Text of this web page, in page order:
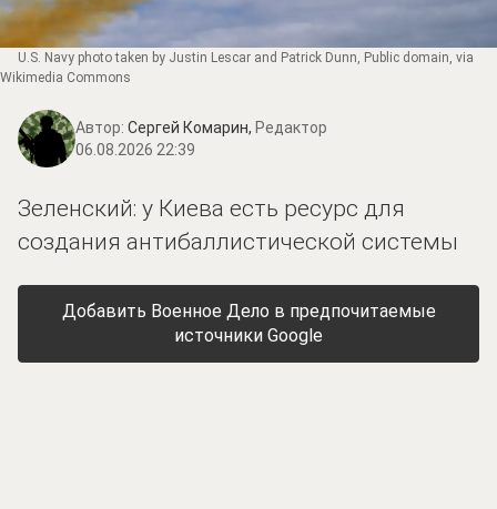
U.S. Navy photo taken by Justin Lescar and Patrick Dunn, Public domain, via
Wikimedia Commons
Автор: Сергей Комарин, Редактор
06.08.2026 22:39
Зеленский: у Киева есть ресурс для
создания антибаллистической системы
Добавить Военное Дело в предпочитаемые
источники Google